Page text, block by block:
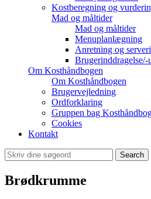
Kostberegning og
Mad og måltider
Mad og måltider
Menuplanlægning
Anretning og
Brugerinddragelse/-
Om Kosthåndbogen
Om Kosthåndbogen
Brugervejledning
Ordforklaring
Gruppen bag
Cookies
Kontakt
Search
Brødkrumme